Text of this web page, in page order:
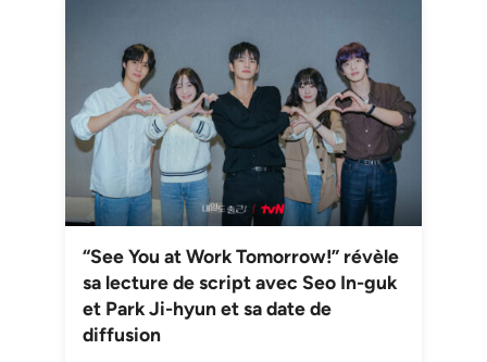
“See You at Work Tomorrow!” révèle
sa lecture de script avec Seo In-guk
et Park Ji-hyun et sa date de
diffusion